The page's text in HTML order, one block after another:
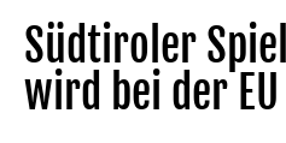
Südtiroler
wird bei der